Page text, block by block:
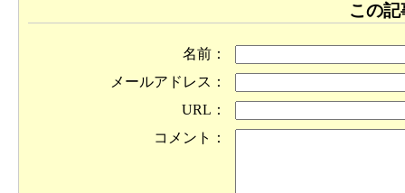
この
名前：
メールアドレス：
URL：
コメント：